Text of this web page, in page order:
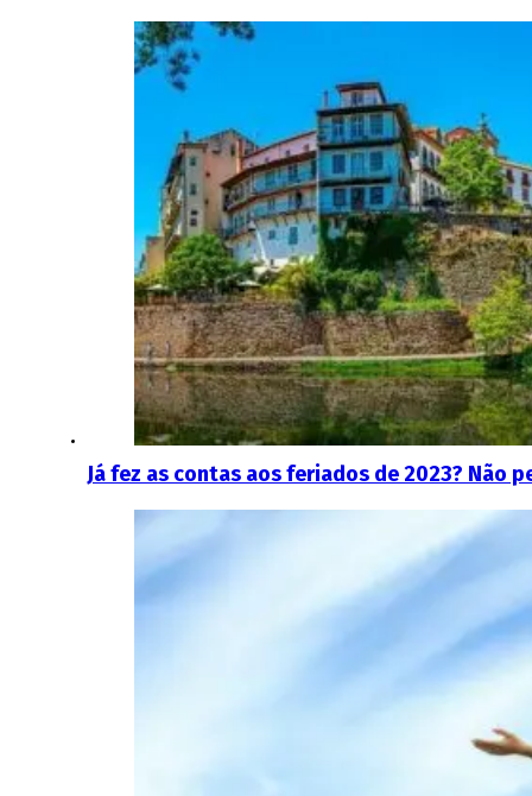
Já fez as contas aos feriados de 2023? Não